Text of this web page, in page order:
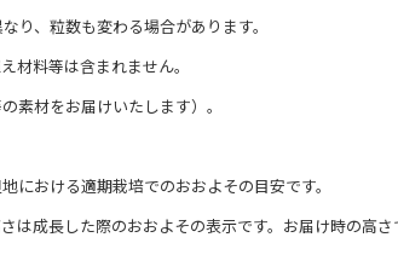
り、粒数も変わる場合があります。
材料等は含まれません。
素材をお届けいたします）。
おける適期栽培でのおおよその目安です。
は成長した際のおおよその表示です。お届け時の高さ